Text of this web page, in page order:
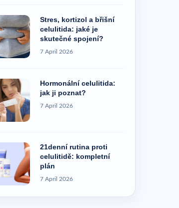
Stres, kortizol a břišní
celulitida: jaké je
skutečné spojení?
7 April 2026
Hormonální celulitida:
jak ji poznat?
7 April 2026
21denní rutina proti
celulitidě: kompletní
plán
7 April 2026